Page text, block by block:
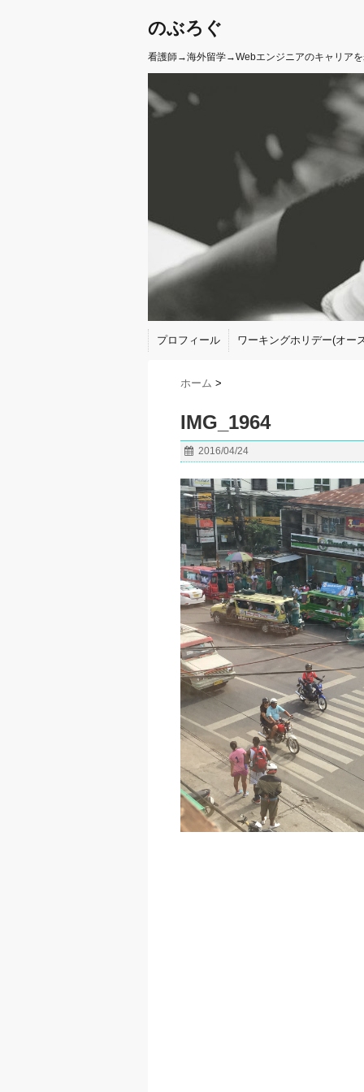
のぶろぐ
看護師→海外留学→Webエンジニアのキャリア
プロフィール ワーキングホリデー(オー
ホーム >
IMG_1964
2016/04/24